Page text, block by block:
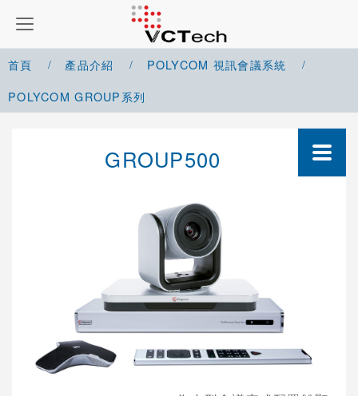
首頁 產品介紹
POLYCOM 視訊會議系統
POLYCOM GROUP系列
Microsoft Teams 解決方案
Zoom 解決方案
Cisco Webex 解決方案
Yealink 視訊會議系統
Cisco 視訊會議系統
POLYCOM 視訊會議系統
GROUP500